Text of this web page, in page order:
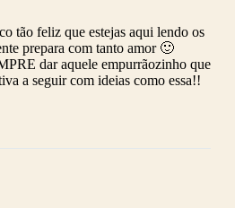
tão feliz que estejas aqui lendo os
prepara com tanto amor 🙂
dar aquele empurrãozinho que
a seguir com ideias como essa!!